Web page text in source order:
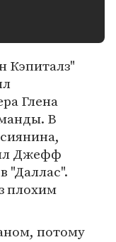
Кэпиталз"
Глена
В
Джефф
"Даллас".
плохим
потому